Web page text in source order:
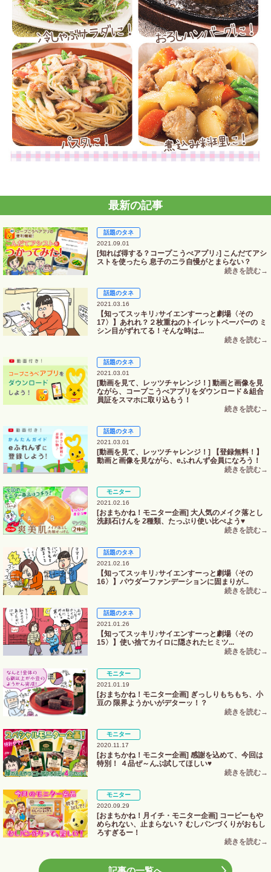
最新の記事
話題のタネ
2021.09.01
[知れば得する？コープこうべアプリ♪] こんだてアシ
ストを使ったら 息子のニラ自慢がとまらない？
話題のタネ
2021.03.16
【知ってスッキリ♪サイエンすーっと劇場〈その
17〉】あれれ？２枚重ねのトイレットペーパーの ミ
シン目がずれてる！そんな時は...
話題のタネ
2021.03.01
[動画を見て、レッツチャレンジ！] 動画と画像を見
ながら、コープこうべアプリをダウンロード＆組合
員証をスマホに取り込もう！
話題のタネ
2021.03.01
[動画を見て、レッツチャレンジ！] 【登録無料！】
動画と画像を見ながら、eふれんず会員になろう！
モニター
2021.02.16
[おまちかね！モニター企画] 大人気のメイク落とし
洗顔石けんを 2種類、たっぷり使い比べよう♥
話題のタネ
2021.02.16
【知ってスッキリ♪サイエンすーっと劇場〈その
16〉】パウダーファンデーションに固まりが...
話題のタネ
2021.01.26
【知ってスッキリ♪サイエンすーっと劇場〈その
15〉】使い捨てカイロに隠されたヒミツ...
モニター
2021.01.19
[おまちかね！モニター企画] ぎっしりもちもち、小
豆の 限界ようかいがデターッ！？
モニター
2020.11.17
[おまちかね！モニター企画] 感謝を込めて、今回は
特別！ ４品ぜ～んぶ試してほしい♥
モニター
2020.09.29
[おまちかね！月イチ・モニター企画] コーピーもや
められない、止まらない？ むしパンづくりがおもし
ろすぎるー！